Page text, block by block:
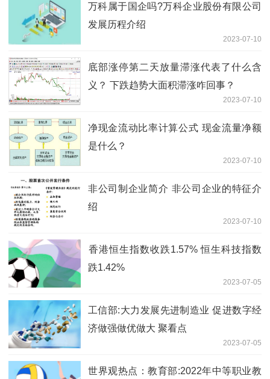
万科属于国企吗?​万科企业股份有限公司
发展历程介绍
2023-07-10
底部涨停第二天放量滞涨代表了什么含
义？ ​下跌趋势大面积滞涨咋回事？
2023-07-10
净现金流动比率计算公式 ​现金流量净额
是什么？
2023-07-10
非公司制企业简介 ​非公司企业的特征介
绍
2023-07-10
​香港恒生指数收跌1.57% 恒生科技指数
跌1.42%
2023-07-05
工信部:大力发展先进制造业 促进数字经
济做强做优做大 聚看点
2023-07-05
世界观热点：教育部:2022年中等职业教